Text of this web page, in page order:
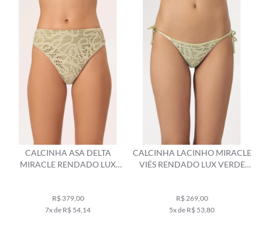
CALCINHA LACINHO MIRACLE
VIÉS RENDADO LUX VERDE
R$ 269,00
5x de R$ 53,80
CALCINHA LATERAL FINA MINI
MIRACLE UP CALI VERDE
R$ 179,00
3x de R$ 59,67